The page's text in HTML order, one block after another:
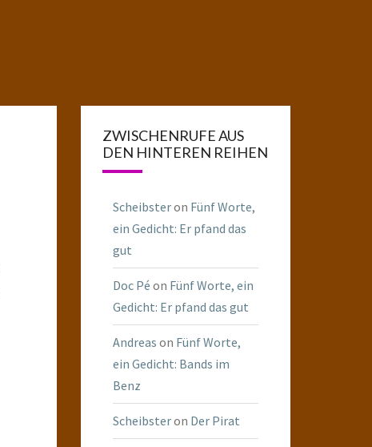
ZWISCHENRUFE AUS
DEN HINTEREN REIHEN
Scheibsteron Fünf Worte,
ein Gedicht: Er pfand das
gut
Doc Pé on Fünf Worte, ein
Gedicht: Er pfand das gut
Andreas on Fünf Worte,
ein Gedicht: Bands im
Benz
Scheibsteron Der Pirat